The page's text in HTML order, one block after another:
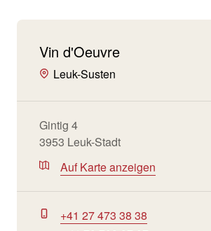
Vin d'Oeuvre
Leuk-Susten
Gintig 4
3953 Leuk-Stadt
Auf Karte anzeigen
+41 27 473 38 38